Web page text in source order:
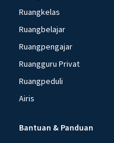
Ruangkelas
Ruangbelajar
Ruangpengajar
Ruangguru Privat
Ruangpeduli
Airis
Bantuan & Panduan